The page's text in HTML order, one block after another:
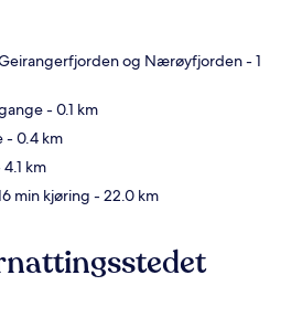
og Nærøyfjorden- 1
- 0.1 km
- 0.4 km
4.1 km
min kjøring - 22.0 km